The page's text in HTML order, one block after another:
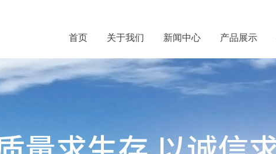
首页 关于我们 新闻中心 产品展示